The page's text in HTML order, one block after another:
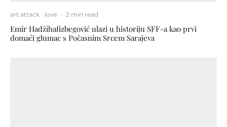
art attack love · 2 min read
Emir Hadžihafizbegović ulazi u historiju SFF-a kao prvi
domaći glumac s Počasnim Srcem Sarajeva